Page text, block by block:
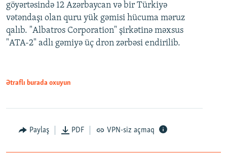
göyərtəsində 12 Azərbaycan və bir Türkiyə
vətəndaşı olan quru yük gəmisi hücuma məruz
qalıb. "Albatros Corporation" şirkətinə məxsus
"ATA-2" adlı gəmiyə üç dron zərbəsi endirilib.
Ətraflı burada oxuyun
Paylaş PDF VPN-siz açmaq